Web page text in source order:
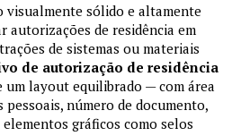
visualmente sólido e altamente
autorizações de residência em
de sistemas ou materiais
de autorização de residência
um layout equilibrado — com área
número de documento,
gráficos como selos